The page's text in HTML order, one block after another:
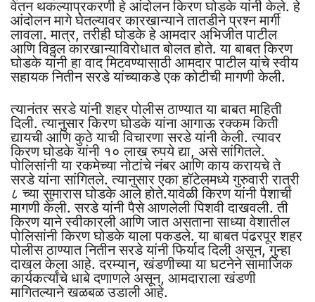
वेतन थकल्याप्रकरणी हे आंदोलन किरण घोडके यांनी केले. हे
आंदोलन मागे घेतल्यावर कारखान्याने तातडीने प्रश्न मार्गी
लावला. मात्र, तरीही घोडके हे आमदार अभिजीत पाटील
आणि विठ्ठल कारखान्याविरोधात बोलत होते. या बाबत किरण
घोडके यांनी हा वाद मिटवण्यासाठी आमदार पाटील यांचे स्वीय
सहायक नितीन सरडे यांच्याकडे एक कोटीची मागणी केली.
त्यानंतर सरडे यांनी शहर पोलीस ठाण्यात या बाबत माहिती
दिली. त्यानुसार किरण घोडके यांना आगाऊ रक्कम किती
द्यायची आणि कुठे याची विचारणा सरडे यांनी केली. त्यावर
किरण घोडके यांनी १० लाख रुपये द्या, असे सांगितले.
पोलिसांनी या रकमेच्या नोटांचे नंबर आणि काय करायचे ते
सरडे यांना सांगितले. त्यानुसार एका हॉटेलमध्ये गुरुवारी रात्री
८ च्या सुमारास घोडके आले होते.यावेळी किरण यांनी पैशाची
मागणी केली. सरडे यांनी पैसे आणलेली पिशवी दाखवली. ती
किरण याने स्वीकारली आणि जात असताना साध्या वेशातील
पोलिसांनी किरण घोडके याला पकडले. या बाबत पंढरपूर शहर
पोलीस ठाण्यात नितीन सरडे यांनी फिर्याद दिली असून, गुन्हा
दाखल केला आहे. दरम्यान, खंडणीच्या या घटनेने सामाजिक
कार्यकर्त्यांचे धाबे दणाणले असून, आमदाराला खंडणी
मागितल्याने खळबळ उडाली आहे.